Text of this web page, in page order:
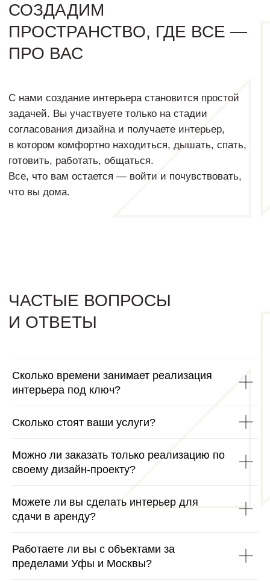
Сколько времени занимает реализация
интерьера под ключ?
Сколько стоят ваши услуги?
Можно ли заказать только реализацию по
своему дизайн-проекту?
Можете ли вы сделать интерьер для
сдачи в аренду?
Работаете ли вы с объектами за
пределами Уфы и Москвы?